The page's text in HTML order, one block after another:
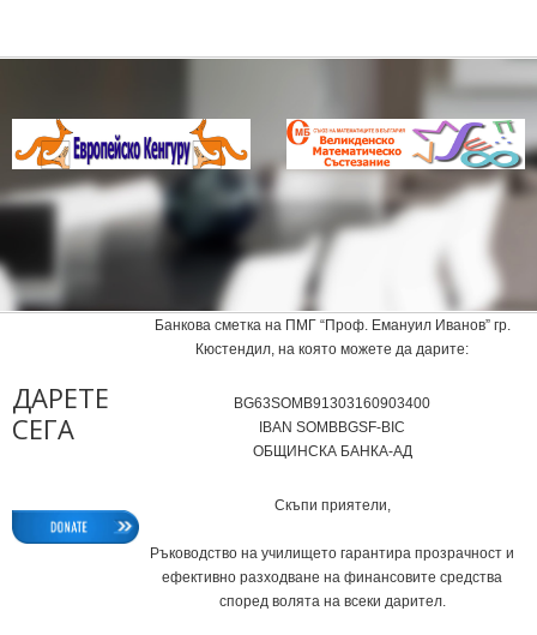
ДАРЕТЕ
СЕГА
Банкова сметка на ПМГ “Проф. Емануил Иванов” гр.
Кюстендил, на която можете да дарите:
BG63SOMB91303160903400
IВAN SOMBBGSF-BIC
ОБЩИНСКА БАНКА-АД
Скъпи приятели,
Ръководство на училището гарантира прозрачност и
ефективно разходване на финансовите средства
според волята на всеки дарител.